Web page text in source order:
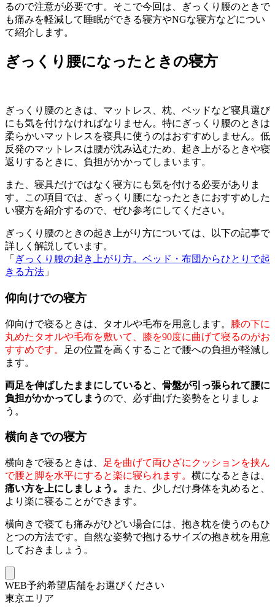
るので注意が必要です。そこで今回は、ぎっくり腰のときで
も痛みを軽減して睡眠ができる寝方やNGな寝方などについ
て紹介します。
ぎっくり腰になったときの寝方
ぎっくり腰のときは、マットレス、枕、ベッドなど寝具選び
にも気を付けなければなりません。特にぎっくり腰のときは
柔らかいマットレスを寝具に使うのはおすすめしません。低
反発のマットレスは腰が沈み込むため、起き上がるときや寝
返りするときに、負担がかかってしまいます。
また、寝具だけではなく寝方にも気を付ける必要がありま
す。この項目では、ぎっくり腰になったときにおすすめした
い寝方を紹介するので、ぜひ参考にしてください。
ぎっくり腰のときの起き上がり方については、以下の記事で
詳しく解説しています。
「 ぎっくり腰の起き上がり方。ベッド・布団からひとりで起
きる方法 」
仰向けでの寝方
仰向けで寝るときは、タオルや毛布を用意します。 膝の下に
丸めたタオルや毛布を敷いて、膝を90度に曲げて寝るのがお
すすめです。
足の位置を高くすることで腰への負担が軽減し
ます。
両足を伸ばしたままにしていると、骨盤が引っ張られて腰に
負担がかかってしまうので、必ず曲げた姿勢をとりましょ
う。
横向きでの寝方
横向きで寝るときは、
足を曲げて両ひざにクッションを挟ん
で腰と脚を水平にすると楽に寝られます。 横になるときは、
痛い方を上にしましょう。
また、少しだけ身体を丸めると、
より楽に寝ることができます。
横向きで寝ても痛みがひどい場合には、抱き枕を使うのもひ
とつの方法です。自然な姿勢で抱けるサイズの抱き枕を用意
しておきましょう。
WEB予約希望店舗をお選びください
東京エリア